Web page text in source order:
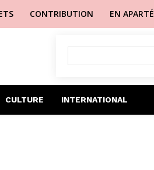
CONTRIBUTION EN APARTÉ
CULTURE INTERNATIONAL